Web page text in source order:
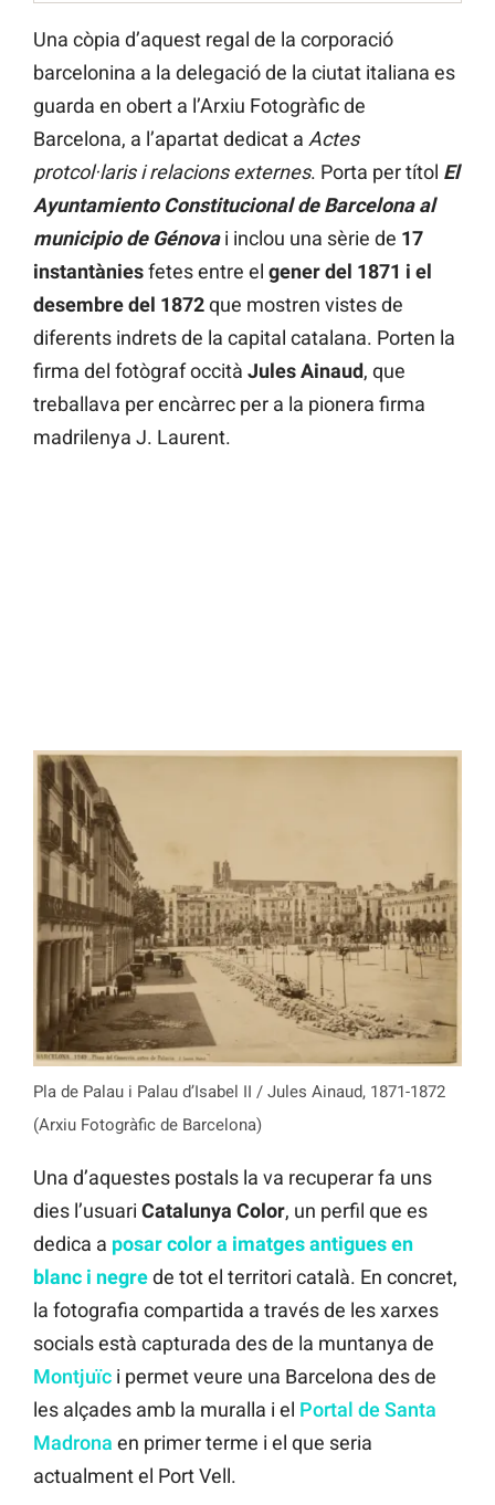
Una còpia d’aquest regal de la corporació
barcelonina a la delegació de la ciutat italiana es
guarda en obert a l’Arxiu Fotogràfic de
Barcelona, a l’apartat dedicat a Actes
protcol·laris i relacions externes. Porta per títol El
Ayuntamiento Constitucional de Barcelona al
municipio de Génovai inclou una sèrie de 17
instantàniesfetes entre el gener del 1871 i el
desembre del 1872que mostren vistes de
diferents indrets de la capital catalana. Porten la
firma del fotògraf occità Jules Ainaud, que
treballava per encàrrec per a la pionera firma
madrilenya J. Laurent.
Pla de Palau i Palau d’Isabel II / Jules Ainaud, 1871-1872
(Arxiu Fotogràfic de Barcelona)
Una d’aquestes postals la va recuperar fa uns
dies l’usuari Catalunya Color, un perfil que es
dedica a posar color a imatges antigues en
blanc i negrede tot el territori català. En concret,
la fotografia compartida a través de les xarxes
socials està capturada des de la muntanya de
Montjuïc i permet veure una Barcelona des de
les alçades amb la muralla i el Portal de Santa
Madrona en primer terme i el que seria
actualment el Port Vell.